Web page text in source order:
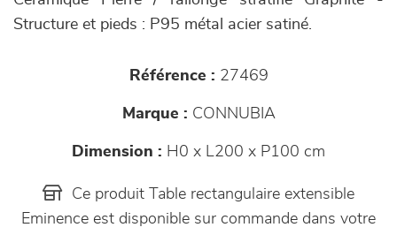
Structure et pieds : P95 métal acier satiné.
Référence : 27469
Marque : CONNUBIA
Dimension : H0 x L200 x P100 cm
Ce produit Table rectangulaire extensible
Eminence est disponible sur commande dans votre